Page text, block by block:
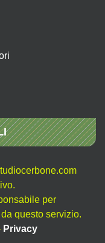
per
questo servizio.
Privacy